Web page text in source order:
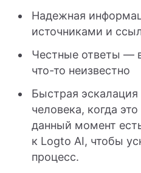
Надежная
источниками и
Честные ответы —
что-то неизвестно
Быстрая
человека, когда
данный момент
к Logto AI, чтобы
процесс.